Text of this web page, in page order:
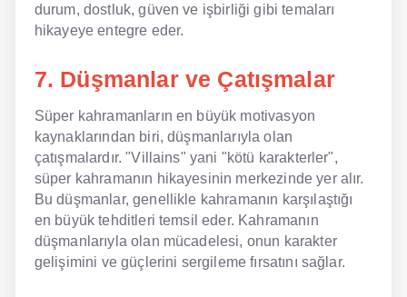
durum, dostluk, güven ve işbirliği gibi temaları
hikayeye entegre eder.
7. Düşmanlar ve Çatışmalar
Süper kahramanların en büyük motivasyon
kaynaklarından biri, düşmanlarıyla olan
çatışmalardır. "Villains" yani "kötü karakterler",
süper kahramanın hikayesinin merkezinde yer alır.
Bu düşmanlar, genellikle kahramanın karşılaştığı
en büyük tehditleri temsil eder. Kahramanın
düşmanlarıyla olan mücadelesi, onun karakter
gelişimini ve güçlerini sergileme fırsatını sağlar.